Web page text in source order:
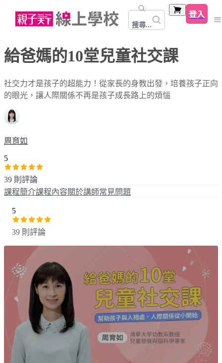
搜尋...
登入
給爸媽的10堂兒童社交課
社交力才是孩子的超能力！從家長的身教出發，培養孩子正向
的眼光，讓人際關係不再是孩子成長路上的煩惱
周育如
5
39 則評論
課程簡介課程內容關於講師常見問題
5
39 則評論